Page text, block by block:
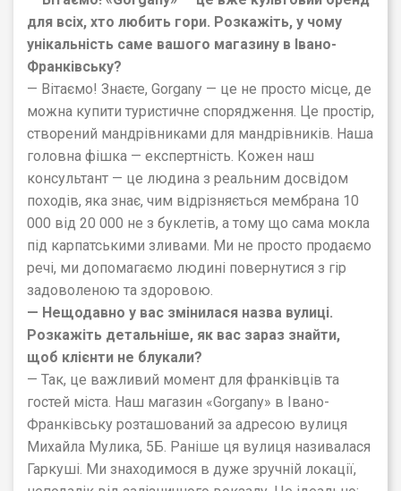
для всіх, хто любить гори. Розкажіть, у чому
унікальність саме вашого магазину в Івано-
Франківську?
— Вітаємо! Знаєте, Gorgany — це не просто місце, де
можна купити туристичне спорядження. Це простір,
створений мандрівниками для мандрівників. Наша
головна фішка — експертність. Кожен наш
консультант — це людина з реальним досвідом
походів, яка знає, чим відрізняється мембрана 10
000 від 20 000 не з буклетів, а тому що сама мокла
під карпатськими зливами. Ми не просто продаємо
речі, ми допомагаємо людині повернутися з гір
задоволеною та здоровою.
— Нещодавно у вас змінилася назва вулиці.
Розкажіть детальніше, як вас зараз знайти,
щоб клієнти не блукали?
— Так, це важливий момент для франківців та
гостей міста. Наш магазин «Gorgany» в Івано-
Франківську розташований за адресою вулиця
Михайла Мулика, 5Б. Раніше ця вулиця називалася
Гаркуші. Ми знаходимося в дуже зручній локації,